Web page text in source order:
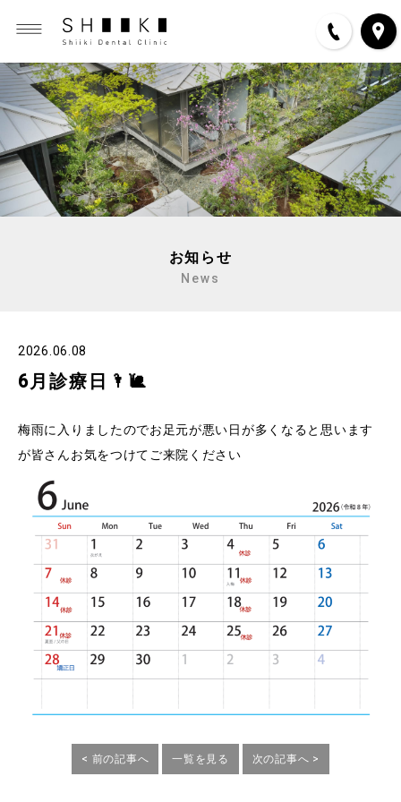
お知らせ
News
2026.06.08
6月診療日🌂🐌
梅雨に入りましたのでお足元が悪い日が多くなると思います
が皆さんお気をつけてご来院ください
< 前の記事へ 一覧を見る 次の記事へ >